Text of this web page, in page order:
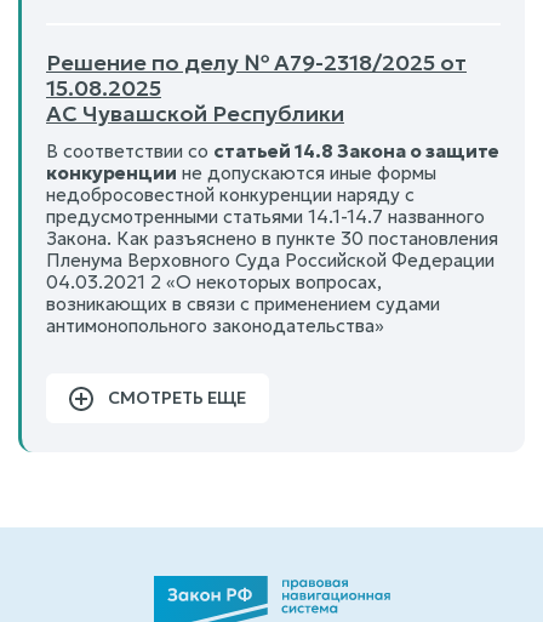
Решение по делу № А79-2318/2025 от
15.08.2025
АС Чувашской Республики
В соответствии со статьей 14.8 Закона о защите
конкуренции не допускаются иные формы
недобросовестной конкуренции наряду с
предусмотренными статьями 14.1-14.7 названного
Закона. Как разъяснено в пункте 30 постановления
Пленума Верховного Суда Российской Федерации
04.03.2021 2 «О некоторых вопросах,
возникающих в связи с применением судами
антимонопольного законодательства»
СМОТРЕТЬ ЕЩЕ